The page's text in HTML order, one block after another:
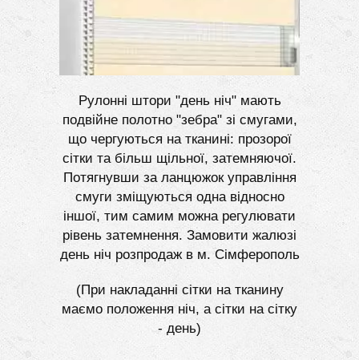
Рулонні штори "день ніч" мають
подвійне полотно "зебра" зі смугами,
що чергуються на тканині: прозорої
сітки та більш щільної, затемняючої.
Потягнувши за ланцюжок управління
смуги зміщуються одна відносно
іншої, тим самим можна регулювати
рівень затемнення. Замовити жалюзі
день ніч розпродаж в м. Сімферополь
(При накладанні сітки на тканину
маємо положення ніч, а сітки на сітку
- день)